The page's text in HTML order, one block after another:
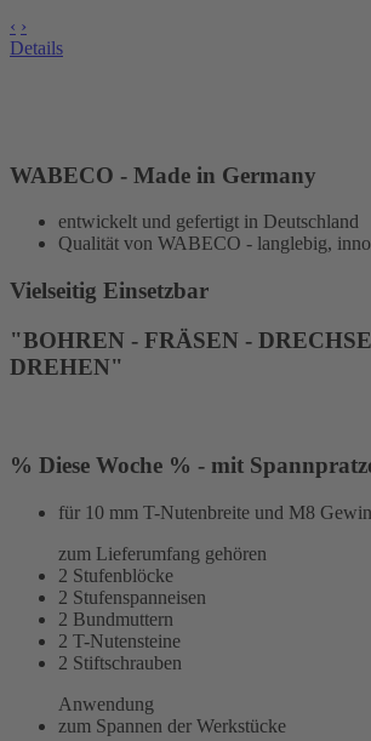
‹ ›
Details
WABECO - Made in Germany
entwickelt und gefertigt in Deutschland
Qualität von WABECO - langlebig,
Vielseitig Einsetzbar
"BOHREN - FRÄSEN -
DREHEN"
% Diese Woche % - mit
für 10 mm T-Nutenbreite und M8
zum Lieferumfang gehören
2 Stufenblöcke
2 Stufenspanneisen
2 Bundmuttern
2 T-Nutensteine
2 Stiftschrauben
Anwendung
zum Spannen der Werkstücke